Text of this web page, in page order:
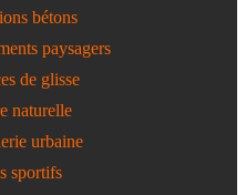
bétons
paysagers
de glisse
naturelle
urbaine
sportifs